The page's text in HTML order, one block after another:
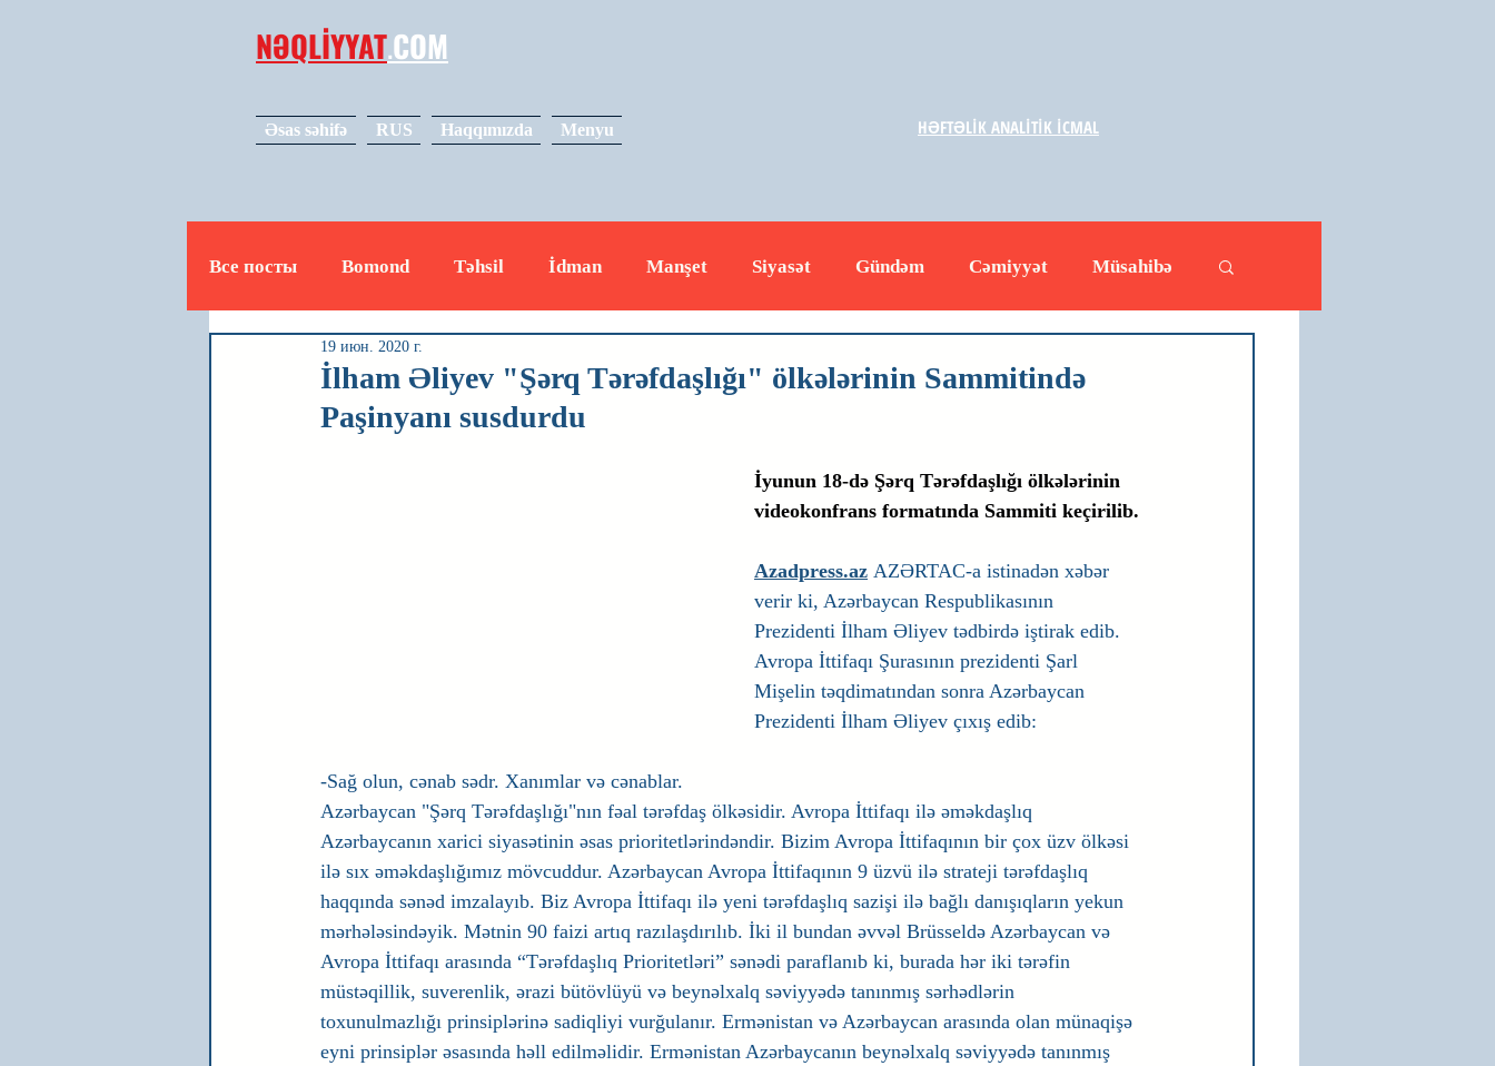
NƏQLİYYAT.COM
Əsas səhifə RUS Haqqımızda Menyu
Все посты Bomond Təhsil İdman Manşet Siyasət Gündəm Cəmiyyət Müsahibə
Video
İlham Əliyev "Şərq Tərəfdaşlığı" ölkələrinin Sammitində
Paşinyanı susdurdu
19 июн. 2020 г.
İyunun 18-də Şərq Tərəfdaşlığı ölkələrinin
videokonfrans formatında Sammiti keçirilib.
Azadpress.az AZƏRTAC-a istinadən xəbər
verir ki, Azərbaycan Respublikasının
Prezidenti İlham Əliyev tədbirdə iştirak edib.
Avropa İttifaqı Şurasının prezidenti Şarl
Mişelin təqdimatından sonra Azərbaycan
Prezidenti İlham Əliyev çıxış edib:
-Sağ olun, cənab sədr. Xanımlar və cənablar.
Azərbaycan "Şərq Tərəfdaşlığı"nın fəal tərəfdaş ölkəsidir. Avropa İttifaqı ilə əməkdaşlıq
Azərbaycanın xarici siyasətinin əsas prioritetlərindəndir. Bizim Avropa İttifaqının bir çox üzv ölkəsi
ilə sıx əməkdaşlığımız mövcuddur. Azərbaycan Avropa İttifaqının 9 üzvü ilə strateji tərəfdaşlıq
haqqında sənəd imzalayıb. Biz Avropa İttifaqı ilə yeni tərəfdaşlıq sazişi ilə bağlı danışıqların yekun
mərhələsindəyik. Mətnin 90 faizi artıq razılaşdırılıb. İki il bundan əvvəl Brüsseldə Azərbaycan və
Avropa İttifaqı arasında “Tərəfdaşlıq Prioritetləri” sənədi paraflanıb ki, burada hər iki tərəfin
müstəqillik, suverenlik, ərazi bütövlüyü və beynəlxalq səviyyədə tanınmış sərhədlərin
toxunulmazlığı prinsiplərinə sadiqliyi vurğulanır. Ermənistan və Azərbaycan arasında olan münaqişə
eyni prinsiplər əsasında həll edilməlidir. Ermənistan Azərbaycanın beynəlxalq səviyyədə tanınmış
HƏFTƏLİK ANALİTİK İCMAL